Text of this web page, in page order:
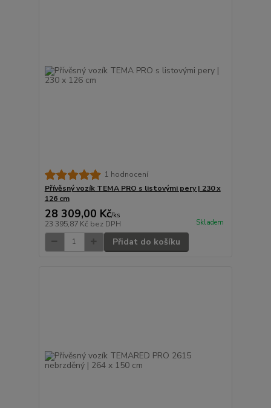
1 hodnocení
Přívěsný vozík TEMA PRO s listovými pery | 230 x
126 cm
28 309,00 Kč/ks
23 395,87 Kč bez DPH Skladem
Přidat do košíku